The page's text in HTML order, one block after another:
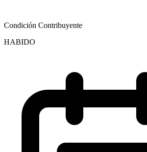
Condición Contribuyente
HABIDO